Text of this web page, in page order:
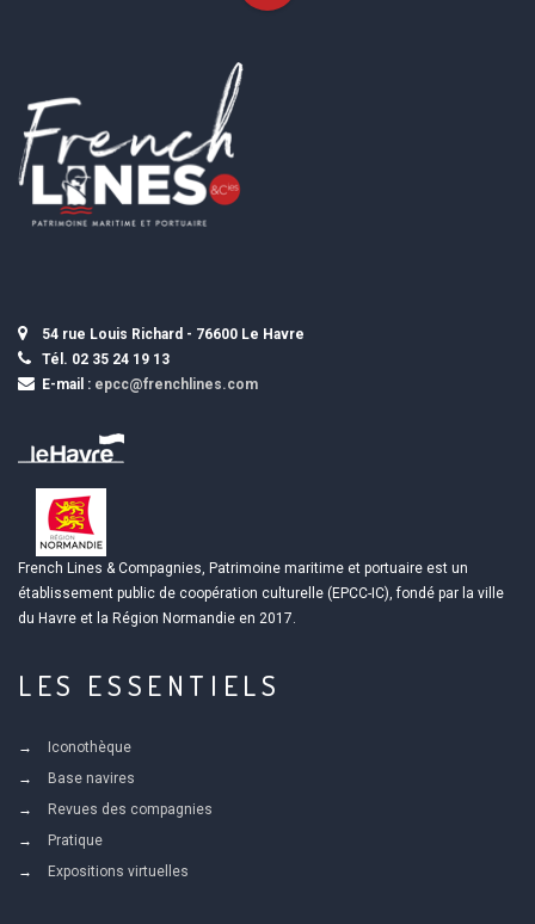
54 rue Louis Richard - 76600 Le Havre
Tél. 02 35 24 19 13
E-mail : epcc@frenchlines.com
French Lines & Compagnies, Patrimoine maritime et portuaire est un
établissement public de coopération culturelle (EPCC-IC), fondé par la ville
du Havre et la Région Normandie en 2017.
LES ESSENTIELS
Iconothèque
Base navires
Revues des compagnies
Pratique
Expositions virtuelles